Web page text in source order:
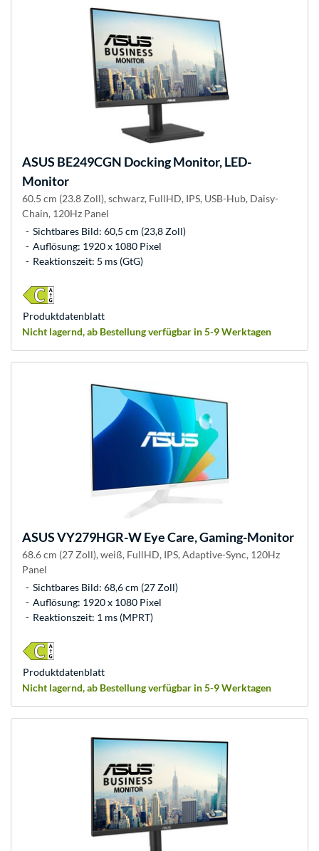
ASUS BE249CGN Docking Monitor, LED-
Monitor
60.5 cm (23.8 Zoll), schwarz, FullHD, IPS, USB-Hub, Daisy-
Chain, 120Hz Panel
Sichtbares Bild: 60,5 cm (23,8 Zoll)
Auflösung: 1920 x 1080 Pixel
Reaktionszeit: 5 ms (GtG)
Nicht lagernd, ab Bestellung verfügbar in 5-9 Werktagen
Produkt­datenblatt
ASUSVY279HGR-W Eye Care, Gaming-Monitor
68.6 cm (27 Zoll), weiß, FullHD, IPS, Adaptive-Sync, 120Hz
Panel
Sichtbares Bild: 68,6 cm (27 Zoll)
Auflösung: 1920 x 1080 Pixel
Reaktionszeit: 1 ms (MPRT)
Nicht lagernd, ab Bestellung verfügbar in 5-9 Werktagen
Produkt­datenblatt